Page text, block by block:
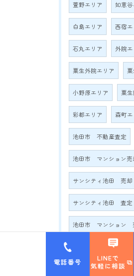
萱野エリア 如意
白島エリア 西宿エ
石丸エリア 外院エ
粟生外院エリア
小野原エリア 粟
彩都エリア 森町エ
池田市 不動産査定
池田市 マンション売
サンシティ池田 売却
サンシティ池田 査定
池田市 マンション
池田市 マンション
池田市 不動産会社
電話番号
LINEで
気軽に相談